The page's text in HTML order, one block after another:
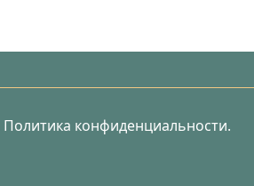
Политика конфиденциальности.